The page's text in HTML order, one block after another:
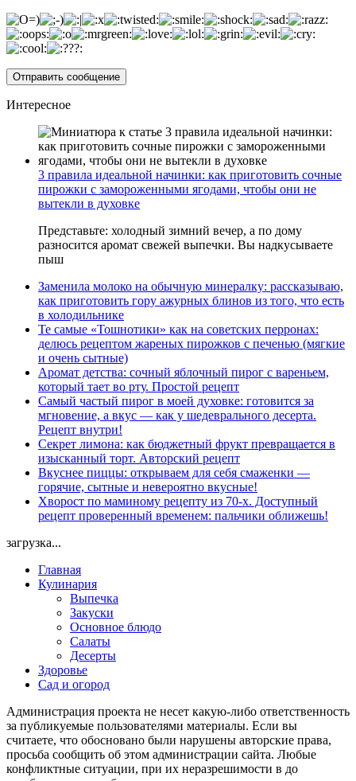
Интересное
3 правила идеальной начинки: как приготовить сочные
пирожки с замороженными ягодами, чтобы они не
вытекли в духовке
Представьте: холодный зимний вечер, а по дому
разносится аромат свежей выпечки. Вы надкусываете
пыш
Заменила молоко на обычную минералку: рассказываю,
как приготовить гору ажурных блинов из того, что есть
в холодильнике
Те самые «Тошнотики» как на советских перронах:
делюсь рецептом жареных пирожков с печенью (мягкие
и очень сытные)
Аромат детства: сочный яблочный пирог с вареньем,
который тает во рту. Простой рецепт
Самый частый пирог в моей духовке: готовится за
мгновение, а вкус — как у шедеврального десерта.
Рецепт внутри!
Секрет лимона: как бюджетный фрукт превращается в
изысканный торт. Авторский рецепт
Вкуснее пиццы: открываем для себя смаженки —
горячие, сытные и невероятно вкусные!
Хворост по маминому рецепту из 70-х. Доступный
рецепт проверенный временем: пальчики оближешь!
загрузка...
Главная
Кулинария
Выпечка
Закуски
Основное блюдо
Салаты
Десерты
Здоровье
Сад и огород
Администрация проекта не несет какую-либо ответственность
за публикуемые пользователями материалы. Если вы
считаете, что обосновано были нарушены авторские права,
просьба сообщить об этом администрации сайта. Любые
конфликтные ситуации, при их неразрешимости в до